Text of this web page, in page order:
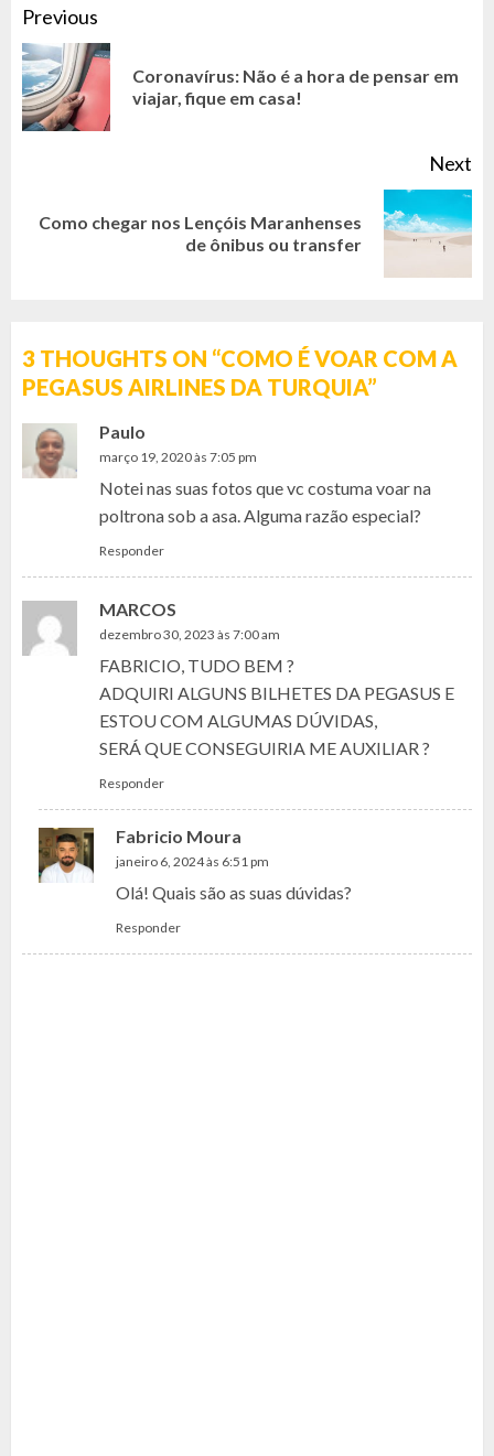
CONTINUE
READING
Previous
Coronavírus: Não é a hora de pensar em
viajar, fique em casa!
Next
Next
Como chegar nos Lençóis Maranhenses
de ônibus ou transfer
3 THOUGHTS ON “COMO É VOAR COM A
PEGASUS AIRLINES DA TURQUIA”
Paulo
março 19, 2020 às 7:05 pm
Notei nas suas fotos que vc costuma voar na
poltrona sob a asa. Alguma razão especial?
Responder
MARCOS
dezembro 30, 2023 às 7:00 am
FABRICIO, TUDO BEM ?
ADQUIRI ALGUNS BILHETES DA PEGASUS E
ESTOU COM ALGUMAS DÚVIDAS,
SERÁ QUE CONSEGUIRIA ME AUXILIAR ?
Responder
Fabricio Moura
janeiro 6, 2024 às 6:51 pm
Olá! Quais são as suas dúvidas?
Responder